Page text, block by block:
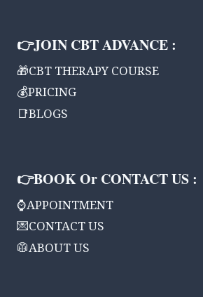
👉JOIN CBT ADVANCE :
🎁CBT THERAPY COURSE
💰PRICING
📑BLOGS
👉BOOK Or CONTACT US :
⌚APPOINTMENT
💌CONTACT US
🥼ABOUT US